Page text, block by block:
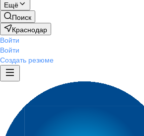
Ещё
Поиск
Краснодар
Войти
Войти
Создать резюме